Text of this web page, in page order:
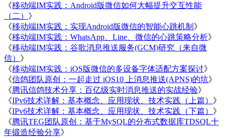
《移动端IM实践：Android版微信如何大幅提升交互性能
（二） 》
《移动端IM实践：实现Android版微信的智能心跳机制 》
《移动端IM实践：WhatsApp、Line、微信的心跳策略分析》
《移动端IM实践：谷歌消息推送服务(GCM)研究（来自微
信） 》
《移动端IM实践：iOS版微信的多设备字体适配方案探讨》
《信鸽团队原创：一起走过 iOS10 上消息推送(APNS)的坑》
《腾讯信鸽技术分享：百亿级实时消息推送的实战经验》
《IPv6技术详解：基本概念、应用现状、技术实践（上篇） 》
《IPv6技术详解：基本概念、应用现状、技术实践（下篇） 》
《腾讯TEG团队原创：基于MySQL的分布式数据库TDSQL十
年锻造经验分享》